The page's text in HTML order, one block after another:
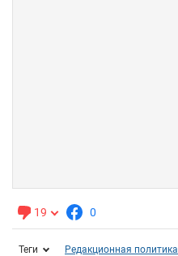
19 0
Теги Редакционная политика